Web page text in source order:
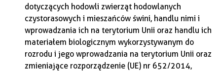
dotyczących hodowli zwierząt hodowlanych
czystorasowych i mieszańców świni, handlu nimi i
wprowadzania ich na terytorium Unii oraz handlu ich
materiałem biologicznym wykorzystywanym do
rozrodu i jego wprowadzania na terytorium Unii oraz
zmieniające rozporządzenie (UE) nr 652/2014,